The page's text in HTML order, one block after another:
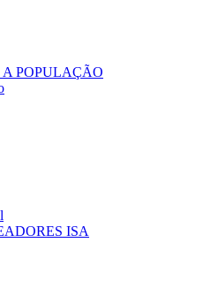
POPULAÇÃO
ISA